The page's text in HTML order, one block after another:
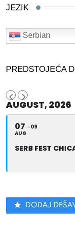
JEZIK
Serbian
PREDSTOJEĆA
AUGUST, 2026
07
AUG
09
SERB FEST